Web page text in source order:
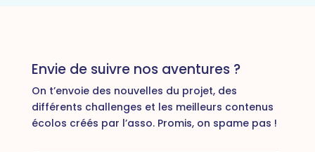
Envie de suivre nos aventures ?
On t’envoie des nouvelles du projet, des
différents challenges et les meilleurs contenus
écolos créés par l’asso. Promis, on spame pas !